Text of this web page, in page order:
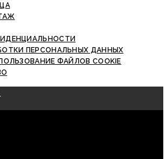
ПЕРСОНАЛЬНЫХ ДАННЫХ
ФАЙЛОВ COOKIE